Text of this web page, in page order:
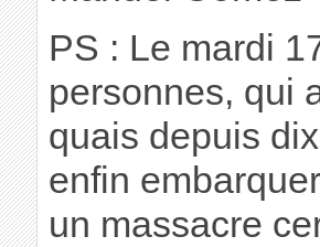
PS : Le mardi
personnes, qui
quais depuis
enfin
un massacre